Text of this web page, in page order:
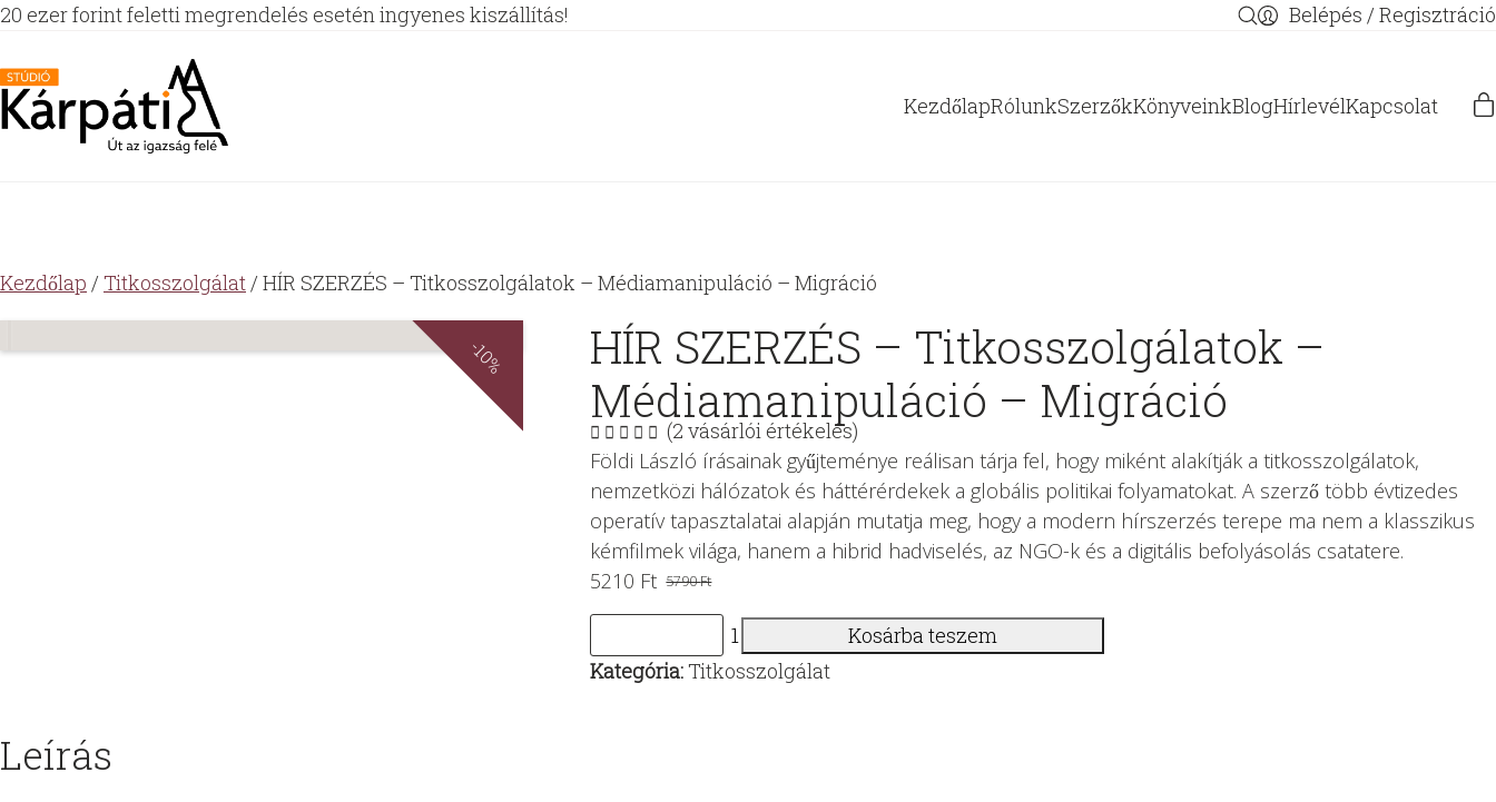
20 ezer forint feletti megrendelés esetén ingyenes kiszállítás! Belépés / Regisztráció
KezdőlapRólunkSzerzőkKönyveinkBlogHírlevélKapcsolat
Kezdőlap /Titkosszolgálat/ HÍR SZERZÉS – Titkosszolgálatok – Médiamanipuláció – Migráció
-10%
HÍR SZERZÉS – Titkosszolgálatok –
Médiamanipuláció – Migráció
(2 vásárlói értékelés)
Földi László írásainak gyűjteménye reálisan tárja fel, hogy miként alakítják a titkosszolgálatok,
nemzetközi hálózatok és háttérérdekek a globális politikai folyamatokat. A szerző több évtizedes
operatív tapasztalatai alapján mutatja meg, hogy a modern hírszerzés terepe ma nem a klasszikus
kémfilmek világa, hanem a hibrid hadviselés, az NGO-k és a digitális befolyásolás csatatere.
5790Ft
Original
price
was:
5790 Ft.
5210 Ft
Current
price
is:
5210 Ft.
SZERZÉS
Kosárba teszem
Kategória:Titkosszolgálat
Leírás